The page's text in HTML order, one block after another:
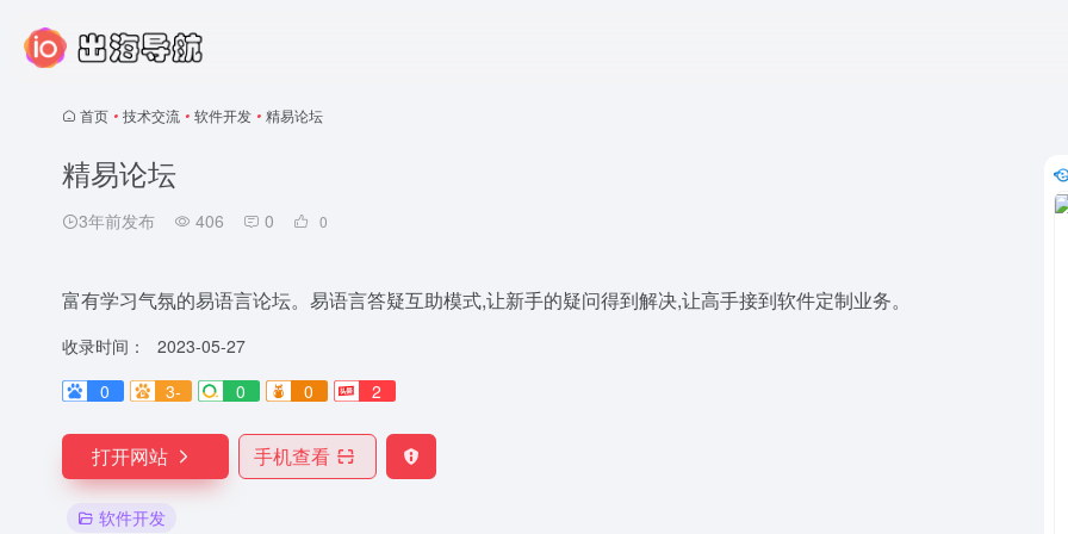
首页 • 技术交流 • 软件开发 • 精易论坛
精易论坛
3年前发布 406 0 0
富有学习气氛的易语言论坛。易语言答疑互助模式,让新手的疑问得到解决,让高手接到软件定制业务。
收录时间：
2023-05-27
0
3- 0 0 2
打开网站 手机查看
软件开发